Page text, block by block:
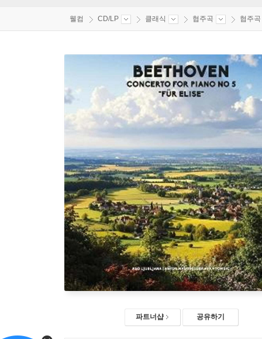
웰컴 CD/LP 클래식 협주곡 협주
파트너샵 공유하기